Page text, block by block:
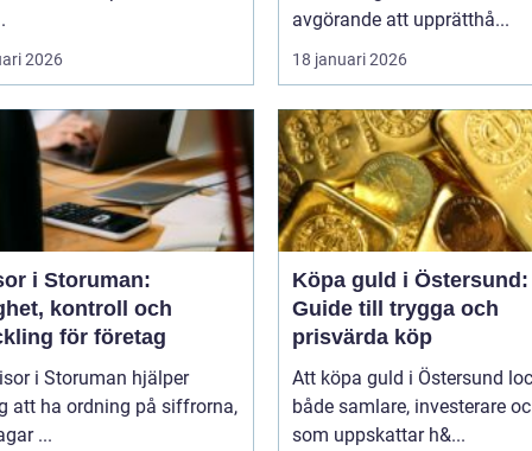
2026
avgörande att upprätthå...
18 januari 2026
i Storuman:
kontroll och
för företag
i Storuman hjälper
att ha ordning på siffrorna,
...
Köpa guld i Östersund:
Guide till trygga och
prisvärda köp
Att köpa guld i Östersund
både samlare, investerare
som uppskattar h&...